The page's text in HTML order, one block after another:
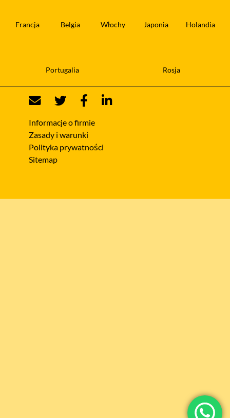
Francja Belgia Włochy Japonia Holandia
Portugalia Rosja
Informacje o firmie
Zasady i warunki
Polityka prywatności
Sitemap